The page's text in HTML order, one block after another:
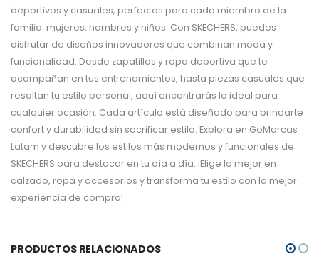
deportivos y casuales, perfectos para cada miembro de la
familia: mujeres, hombres y niños. Con SKECHERS, puedes
disfrutar de diseños innovadores que combinan moda y
funcionalidad. Desde zapatillas y ropa deportiva que te
acompañan en tus entrenamientos, hasta piezas casuales que
resaltan tu estilo personal, aquí encontrarás lo ideal para
cualquier ocasión. Cada artículo está diseñado para brindarte
confort y durabilidad sin sacrificar estilo. Explora en GoMarcas
Latam y descubre los estilos más modernos y funcionales de
SKECHERS para destacar en tu día a día. ¡Elige lo mejor en
calzado, ropa y accesorios y transforma tu estilo con la mejor
experiencia de compra!
PRODUCTOS RELACIONADOS